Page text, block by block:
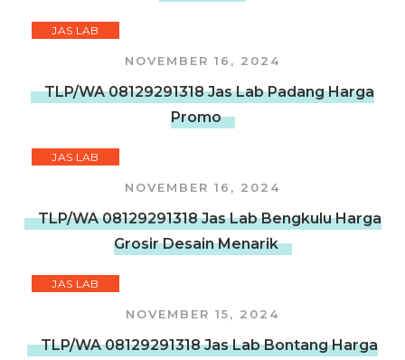
JAS LAB
NOVEMBER 16, 2024
TLP/WA 08129291318 Jas Lab Padang Harga
Promo
JAS LAB
NOVEMBER 16, 2024
TLP/WA 08129291318 Jas Lab Bengkulu Harga
Grosir Desain Menarik
JAS LAB
NOVEMBER 15, 2024
TLP/WA 08129291318 Jas Lab Bontang Harga